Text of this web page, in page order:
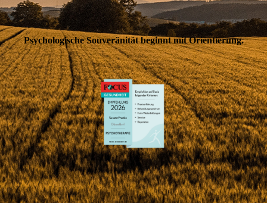
Psychologische Souveränität beginnt mit Orientierung.